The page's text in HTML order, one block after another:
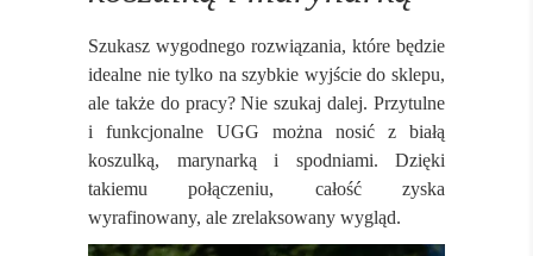
Szukasz wygodnego rozwiązania, które będzie
idealne nie tylko na szybkie wyjście do sklepu,
ale także do pracy? Nie szukaj dalej. Przytulne
i funkcjonalne UGG można nosić z białą
koszulką, marynarką i spodniami. Dzięki
takiemu połączeniu, całość zyska
wyrafinowany, ale zrelaksowany wygląd.